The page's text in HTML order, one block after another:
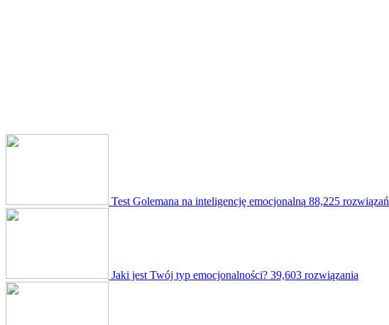
Test Golemana na inteligencję emocjonalną 88,225 rozwiązań
Jaki jest Twój typ emocjonalności? 39,603 rozwiązania